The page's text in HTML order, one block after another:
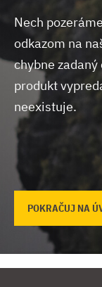
Nech
odkazom na
chybne
produkt
neexistuje.
POKRAČUJ NA